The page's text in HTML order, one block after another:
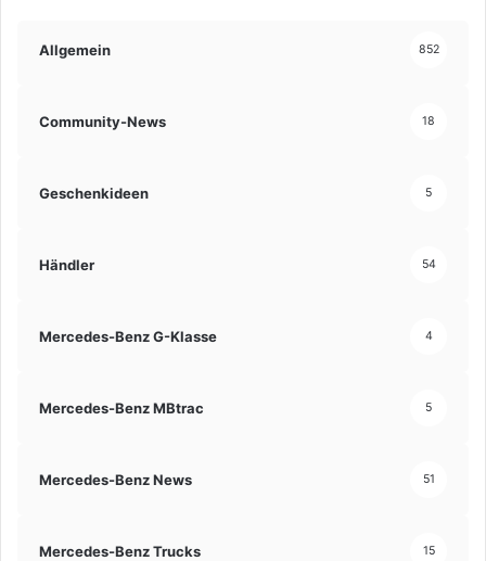
Allgemein 852
Community-News 18
Geschenkideen 5
Händler 54
Mercedes-Benz G-Klasse 4
Mercedes-Benz MBtrac 5
Mercedes-Benz News 51
Mercedes-Benz Trucks 15